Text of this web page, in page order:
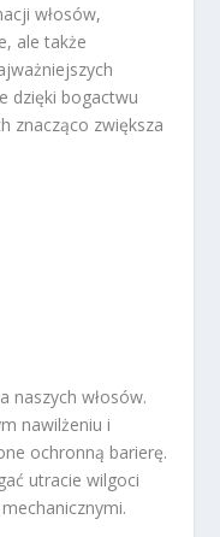
włosów,
ale także
dzięki bogactwu
znacząco zwiększa
naszych włosów.
nawilżeniu i
ochronną barierę.
utracie wilgoci